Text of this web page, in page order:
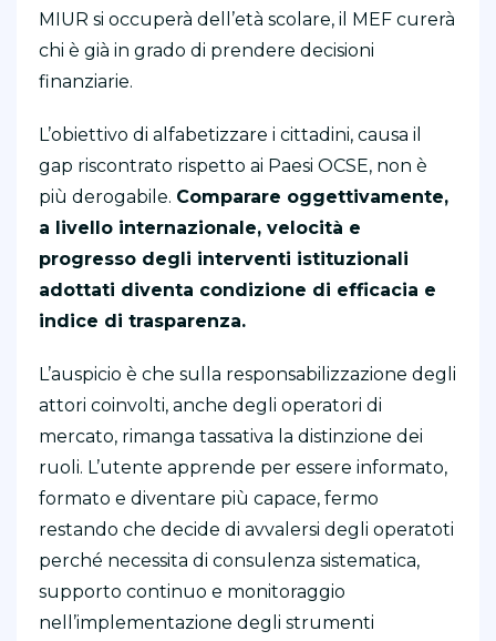
MIUR si occuperà dell’età scolare, il MEF curerà
chi è già in grado di prendere decisioni
finanziarie.
L’obiettivo di alfabetizzare i cittadini, causa il
gap riscontrato rispetto ai Paesi OCSE, non è
più derogabile. Comparare oggettivamente,
a livello internazionale, velocità e
progresso degli interventi istituzionali
adottati diventa condizione di efficacia e
indice di trasparenza.
L’auspicio è che sulla responsabilizzazione degli
attori coinvolti, anche degli operatori di
mercato, rimanga tassativa la distinzione dei
ruoli. L’utente apprende per essere informato,
formato e diventare più capace, fermo
restando che decide di avvalersi degli operatoti
perché necessita di consulenza sistematica,
supporto continuo e monitoraggio
nell’implementazione degli strumenti